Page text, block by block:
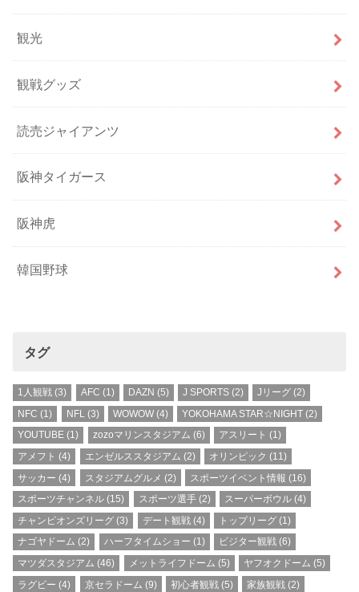
観光
観戦グッズ
読売ジャイアンツ
阪神タイガース
阪神虎
韓国野球
タグ
1人観戦 (3) AFC (1) DAZN (5) J SPORTS (2) Jリーグ (2)
NFC (1) NFL(3) WOWOW(4) YOKOHAMA STAR☆NIGHT (2)
YOUTUBE (1) zozoマリンスタジアム (6) アスリート (1)
アメフト (4) エンゼルススタジアム (2) オリンピック (11)
サッカー (4) スタジアムグルメ (2) スポーツイベント情報 (16)
スポーツチャンネル (15) スポーツ選手(2) スーパーボウル(4)
チャンピオンズリーグ (3) デート観戦(4) トップリーグ(1)
ナゴヤドーム (2) ハーフタイムショー (1) ビジター観戦(6)
マツダスタジアム (46) メットライフドーム (5) ヤフオクドーム (5)
ラグビー (4) 京セラドーム (9) 初心者観戦(5) 家族観戦 (2)